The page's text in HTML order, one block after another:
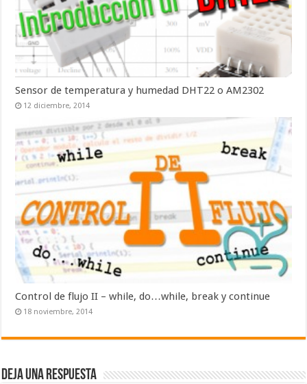
Sensor de temperatura y humedad DHT22 o AM2302
12 diciembre, 2014
Control de flujo II – while, do…while, break y continue
18 noviembre, 2014
Deja una respuesta